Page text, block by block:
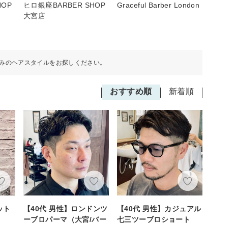
ヒロ銀座BARBER SHOP
大宮店
Graceful Barber London
のヘアスタイルをお探しください。
おすすめ順 新着順
ト
【40代 男性】ロンドンツ
ーブロパーマ（大宮/バー
【40代 男性】カジュアル
七三ツーブロショート